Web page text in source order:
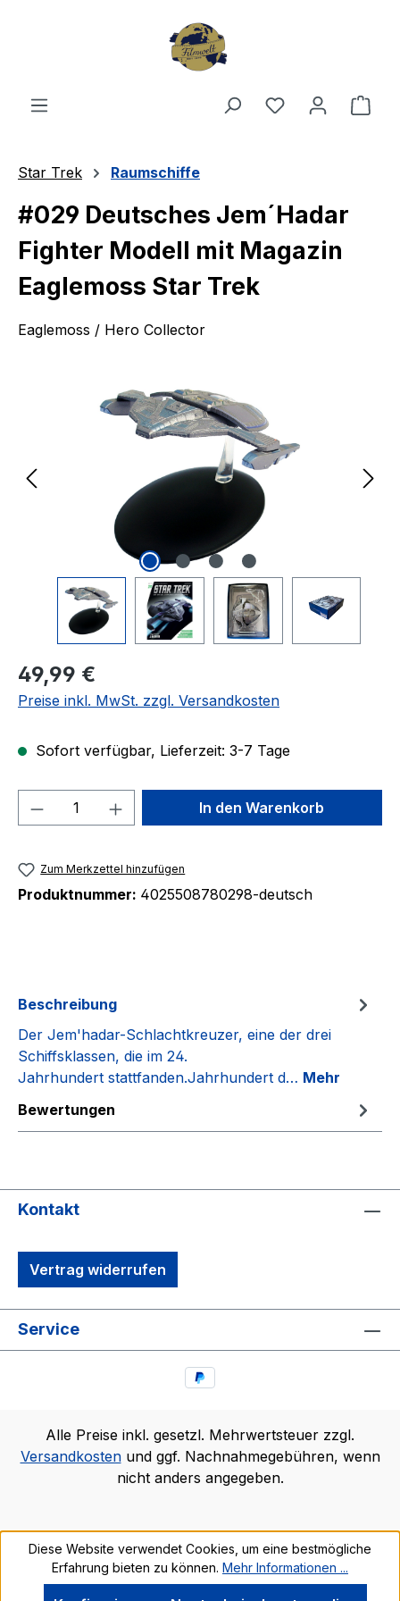
Du hast 0
Star Trek Raumschiffe
#029 Deutsches Jem´Hadar
Fighter Modell mit Magazin
Eaglemoss Star Trek
Eaglemoss / Hero Collector
Regulärer Preis:
49,99 €
Preise inkl. MwSt. zzgl. Versandkosten
Sofort verfügbar, Lieferzeit: 3-7 Tage
Produkt Anzahl: Gib denIn den Warenkorb
Zum Merkzettel hinzufügen
Produktnummer: 4025508780298-deutsch
Beschreibung
Der Jem'hadar-Schlachtkreuzer, eine der drei
Schiffsklassen, die im 24.
Jahrhundert stattfanden.Jahrhundert d… Mehr
Bewertungen
Kontakt
Vertrag widerrufen
Service
Alle Preise inkl. gesetzl. Mehrwertsteuer zzgl.
Versandkostenund ggf. Nachnahmegebühren, wenn
nicht anders angegeben.
Diese Website verwendet Cookies, um eine bestmögliche
Erfahrung bieten zu können. Mehr Informationen ...